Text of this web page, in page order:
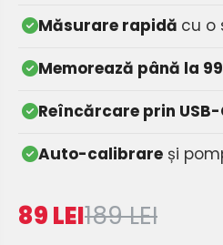
Măsurare rapidă cu o
Memorează până la 99
Reîncărcare prin USB-
Auto-calibrare și
89 LEI189 LEI